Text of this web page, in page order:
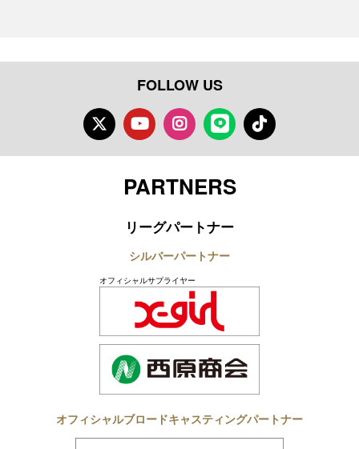
FOLLOW US
TwitterYoutubeInstagram
LINE TikTok
PARTNERS
リーグパートナー
シルバーパートナー
オフィシャルサプライヤー
オフィシャルブロードキャスティングパートナー